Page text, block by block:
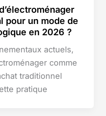
pour un mode de
en 2026 ?
actuels,
comme
traditionnel
pratique